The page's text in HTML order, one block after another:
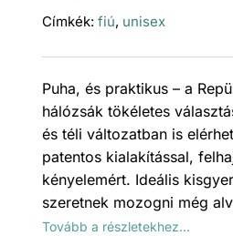
Címkék: fiú, unisex
Puha, és praktikus – a
hálózsák tökéletes
és téli változatban is
patentos kialakítással,
kényelemért. Ideális
szeretnek mozogni még
Tovább a részletekhez…